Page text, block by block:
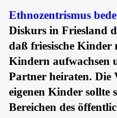
Ethnozentrismus
Diskurs in Friesland
daß friesische Kinder
Kindern aufwachsen
Partner heiraten. Die
eigenen Kinder sollte
Bereichen des